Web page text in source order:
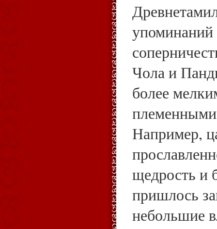
Чола и
более
Например,
щедрость и
пришлось
небольшие